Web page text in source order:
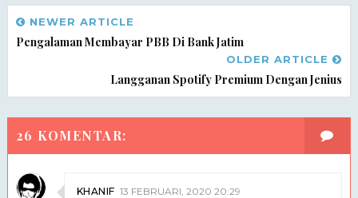
NEWER ARTICLE
Pengalaman Membayar PBB Di Bank Jatim
OLDER ARTICLE
Langganan Spotify Premium Dengan Jenius
26 KOMENTAR:
KHANIF 13 FEBRUARI, 2020 20:29